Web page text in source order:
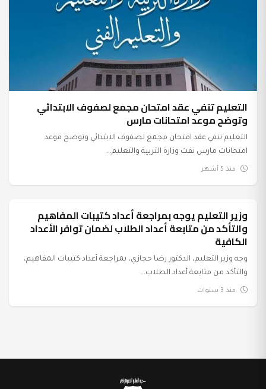
التعليم تنفي عقد امتحان مجمع لصفوف الابتدائي
وتوضح موعد امتحانات مارس
التعليم تنفي عقد امتحان مجمع لصفوف الابتدائي وتوضح موعد
امتحانات مارس نفت وزارة التربية والتعليم...
منذ 5 أشهر
عرب وعالم
وزير التعليم يوجه بمراجعة أعداد كتيبات المفاهيم
والتأكد من متابعة أعداد الطلاب لضمان توافر الأعداد
الكافية
وجه وزير التعليم، الدكتور رضا حجازي، بمراجعة أعداد كتيبات المفاهيم،
والتأكد من متابعة أعداد الطلاب...
منذ 3 سنوات